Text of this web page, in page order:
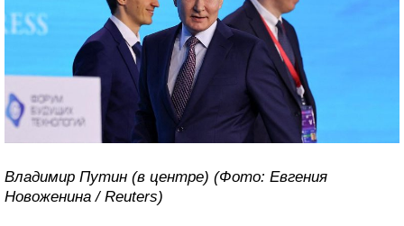
Владимир Путин (в центре) (Фото: Евгения
Новоженина / Reuters)